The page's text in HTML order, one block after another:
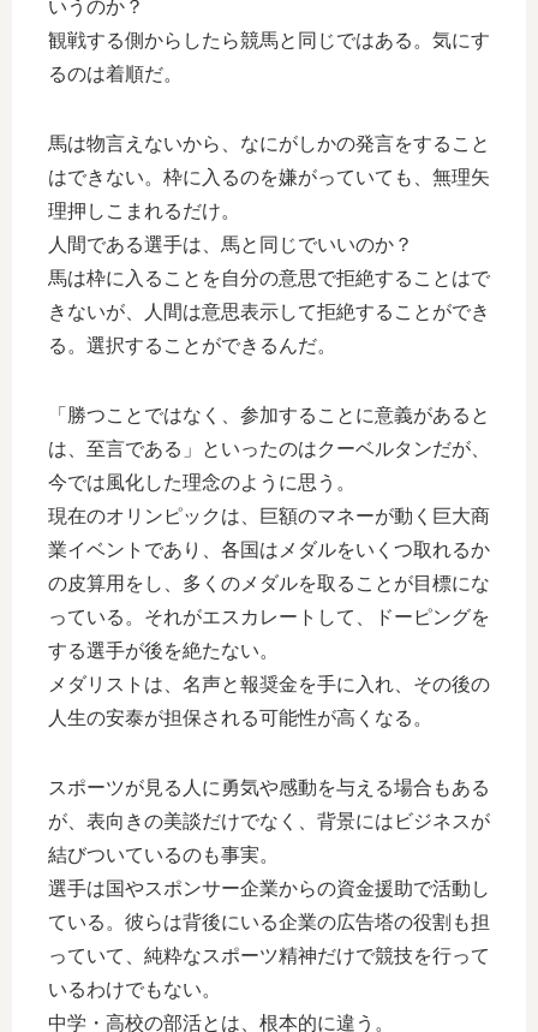
いうのか？
観戦する側からしたら競馬と同じではある。気にす
るのは着順だ。
馬は物言えないから、なにがしかの発言をすること
はできない。枠に入るのを嫌がっていても、無理矢
理押しこまれるだけ。
人間である選手は、馬と同じでいいのか？
馬は枠に入ることを自分の意思で拒絶することはで
きないが、人間は意思表示して拒絶することができ
る。選択することができるんだ。
「勝つことではなく、参加することに意義があると
は、至言である」といったのはクーベルタンだが、
今では風化した理念のように思う。
現在のオリンピックは、巨額のマネーが動く巨大商
業イベントであり、各国はメダルをいくつ取れるか
の皮算用をし、多くのメダルを取ることが目標にな
っている。それがエスカレートして、ドーピングを
する選手が後を絶たない。
メダリストは、名声と報奨金を手に入れ、その後の
人生の安泰が担保される可能性が高くなる。
スポーツが見る人に勇気や感動を与える場合もある
が、表向きの美談だけでなく、背景にはビジネスが
結びついているのも事実。
選手は国やスポンサー企業からの資金援助で活動し
ている。彼らは背後にいる企業の広告塔の役割も担
っていて、純粋なスポーツ精神だけで競技を行って
いるわけでもない。
中学・高校の部活とは、根本的に違う。